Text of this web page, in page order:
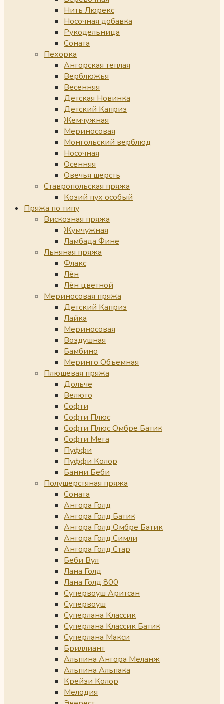
Нить Люрекс
Носочная добавка
Рукодельница
Соната
Пехорка
Ангорская теплая
Верблюжья
Весенняя
Детская Новинка
Детский Каприз
Жемчужная
Мериносовая
Монгольский верблюд
Носочная
Осенняя
Овечья шерсть
Ставропольская пряжа
Козий пух особый
Пряжа по типу
Вискозная пряжа
Жумчужная
Ламбада Фине
Льняная пряжа
Флакс
Лён
Лён цветной
Мериносовая пряжа
Детский Каприз
Лайка
Мериносовая
Воздушная
Бамбино
Меринго Объемная
Плюшевая пряжа
Дольче
Велюто
Софти
Софти Плюс
Софти Плюс Омбре Батик
Софти Мега
Пуффи
Пуффи Колор
Банни Беби
Полушерстяная пряжа
Соната
Ангора Голд
Ангора Голд Батик
Ангора Голд Омбре Батик
Ангора Голд Симли
Ангора Голд Стар
Беби Вул
Лана Голд
Лана Голд 800
Супервоуш Аритсан
Супервоуш
Суперлана Классик
Суперлана Классик Батик
Суперлана Макси
Бриллиант
Альпина Ангора Меланж
Альпина Альпака
Крейзи Колор
Мелодия